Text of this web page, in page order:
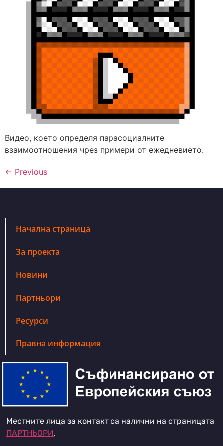
Видео, което определя парасоциалните
взаимоотношения чрез примери от ежедневието.
← Previous
Начална страница
За проекта
Новини
Партньори
Ресурси
Правна информация
Местните лица за контакт са налични на страницата
ПАРТНЬОРИ.